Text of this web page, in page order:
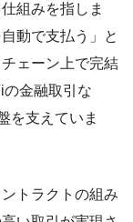
組みを指しま
動で支払う」と
ェーン上で完結
金融取引な
を支えていま
トラクトの組み